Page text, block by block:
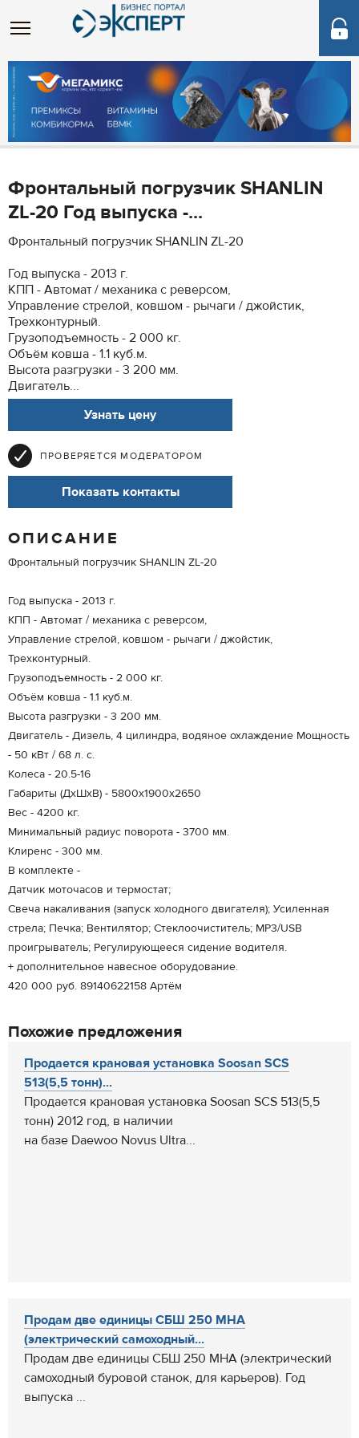
Фронтальный погрузчик SHANLIN
ZL-20 Год выпуска -...
Фронтальный погрузчик SHANLIN ZL-20
Год выпуска - 2013 г.
КПП - Автомат / механика с реверсом,
Управление стрелой, ковшом - рычаги / джойстик,
Трехконтурный.
Грузоподъемность - 2 000 кг.
Объём ковша - 1.1 куб.м.
Высота разгрузки - 3 200 мм.
Двигатель...
Узнать цену
ПРОВЕРЯЕТСЯ МОДЕРАТОРОМ
Показать контакты
ОПИСАНИЕ
Фронтальный погрузчик SHANLIN ZL-20
Год выпуска - 2013 г.
КПП - Автомат / механика с реверсом,
Управление стрелой, ковшом - рычаги / джойстик,
Трехконтурный.
Грузоподъемность - 2 000 кг.
Объём ковша - 1.1 куб.м.
Высота разгрузки - 3 200 мм.
Двигатель - Дизель, 4 цилиндра, водяное охлаждение Мощность
- 50 кВт / 68 л. с.
Колеса - 20.5-16
Габариты (ДхШхВ) - 5800х1900х2650
Вес - 4200 кг.
Минимальный радиус поворота - 3700 мм.
Клиренс - 300 мм.
В комплекте -
Датчик моточасов и термостат;
Свеча накаливания (запуск холодного двигателя); Усиленная
стрела; Печка; Вентилятор; Стеклоочиститель; MP3/USB
проигрыватель; Регулирующееся сидение водителя.
+ дополнительное навесное оборудование.
420 000 руб. 89140622158 Артём
Похожие предложения
Продается крановая установка Soosan SCS
513(5,5 тонн)...
Продается крановая установка Soosan SCS 513(5,5
тонн) 2012 год, в наличии
на базе Daewoo Novus Ultra...
Продам две единицы СБШ 250 МНА
(электрический самоходный...
Продам две единицы СБШ 250 МНА (электрический
самоходный буровой станок, для карьеров). Год
выпуска ...